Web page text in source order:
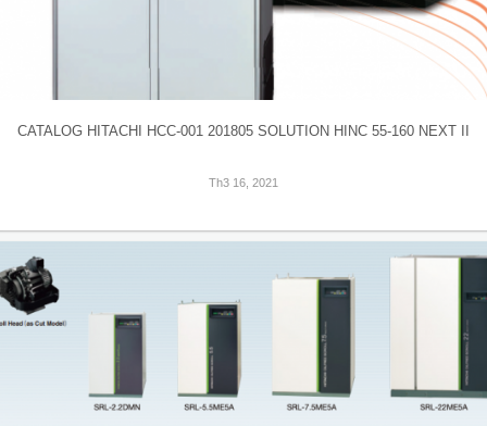
CATALOG HITACHI HCC-001 201805 SOLUTION HINC 55-160 NEXT II
Th3 16, 2021